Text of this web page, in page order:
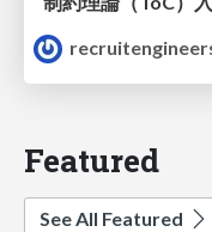
Featured
See All Featured